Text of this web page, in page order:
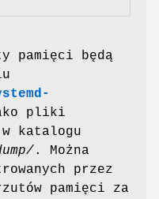
pamięci będą
pliki
katalogu
. Można
przez
pamięci za